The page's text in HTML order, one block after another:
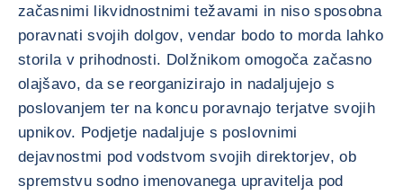
začasnimi likvidnostnimi težavami in niso sposobna
poravnati svojih dolgov, vendar bodo to morda lahko
storila v prihodnosti. Dolžnikom omogoča začasno
olajšavo, da se reorganizirajo in nadaljujejo s
poslovanjem ter na koncu poravnajo terjatve svojih
upnikov. Podjetje nadaljuje s poslovnimi
dejavnostmi pod vodstvom svojih direktorjev, ob
spremstvu sodno imenovanega upravitelja pod